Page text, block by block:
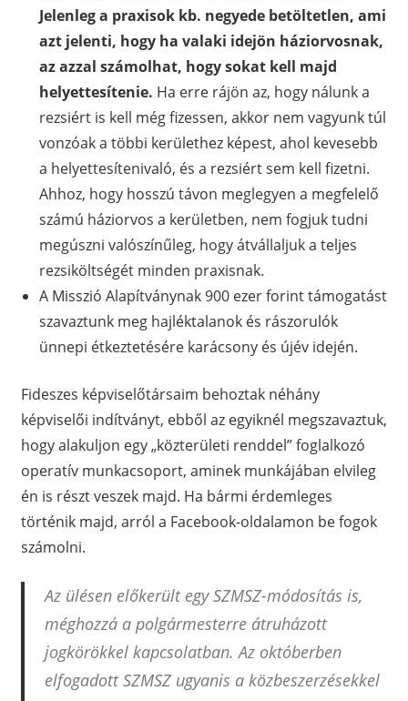
Jelenleg a praxisok kb. negyede betöltetlen, ami
azt jelenti, hogy ha valaki idejön háziorvosnak,
az azzal számolhat, hogy sokat kell majd
helyettesítenie. Ha erre rájön az, hogy nálunk a
rezsiért is kell még fizessen, akkor nem vagyunk túl
vonzóak a többi kerülethez képest, ahol kevesebb
a helyettesítenivaló, és a rezsiért sem kell fizetni.
Ahhoz, hogy hosszú távon meglegyen a megfelelő
számú háziorvos a kerületben, nem fogjuk tudni
megúszni valószínűleg, hogy átvállaljuk a teljes
rezsiköltségét minden praxisnak.
A Misszió Alapítványnak 900 ezer forint támogatást
szavaztunk meg hajléktalanok és rászorulók
ünnepi étkeztetésére karácsony és újév idején.
Fideszes képviselőtársaim behoztak néhány
képviselői indítványt, ebből az egyiknél megszavaztuk,
hogy alakuljon egy „közterületi renddel” foglalkozó
operatív munkacsoport, aminek munkájában elvileg
én is részt veszek majd. Ha bármi érdemleges
történik majd, arról a Facebook-oldalamon be fogok
számolni.
Az ülésen előkerült egy SZMSZ-módosítás is,
méghozzá a polgármesterre átruházott
jogkörökkel kapcsolatban. Az októberben
elfogadott SZMSZ ugyanis a közbeszerzésekkel